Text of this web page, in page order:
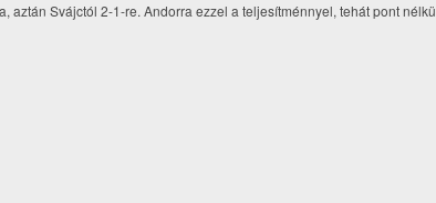
Svájctól 2-1-re. Andorra ezzel a teljesítménnyel, tehát pont